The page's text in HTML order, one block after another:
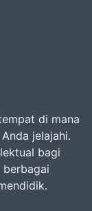
di mana
jelajahi.
bagi
berbagai